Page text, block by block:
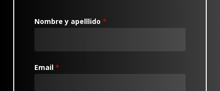
Nombre y apelllido*
Email*